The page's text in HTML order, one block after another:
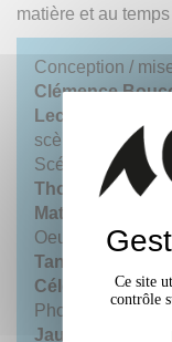
matière et au
Conception /
Clémence
Leclerc, Bastian
scène et travail
Scénographie :
Thomas
Mathieu Garling
Oeuvre textile
Tangui
Célestine Fisse,
Photographies :
Jaussoin
Ce site
contrôle